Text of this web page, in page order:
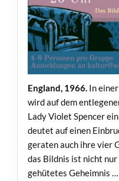
England, 1966. In
wird auf dem
Lady Violet Spencer
deutet auf einen
geraten auch ihre vier
das Bildnis ist nicht
gehütetes Geheimnis …